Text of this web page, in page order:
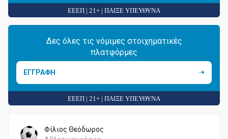
ΕΕΕΠ | 21+ | ΠΑΙΞΕ ΥΠΕΥΘΥΝΑ
Δες όλες τις νόμιμες στοιχηματικές
πλατφόρμες
ΕΓΓΡΑΦΗ
ΕΕΕΠ | 21+ | ΠΑΙΞΕ ΥΠΕΥΘΥΝΑ
Φίλιος Θεόδωρος